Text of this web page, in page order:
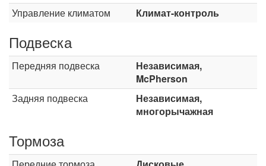
Управление климатом Климат-контроль
Подвеска
Передняя подвеска
Независимая,
McPherson
Задняя подвеска
Независимая,
многорычажная
Тормоза